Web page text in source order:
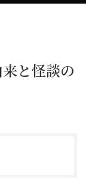
と怪談の